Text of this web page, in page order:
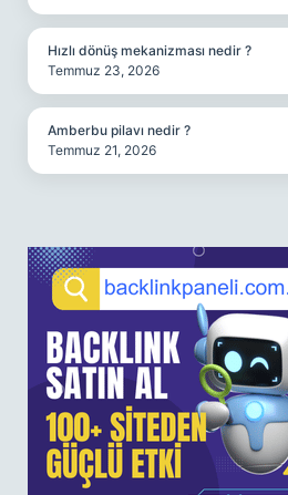
Hızlı dönüş mekanizması nedir ?
Temmuz 23, 2026
Amberbu pilavı nedir ?
Temmuz 21, 2026